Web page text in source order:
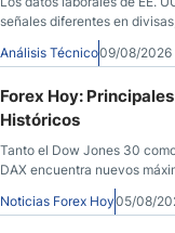
señales diferentes en
Análisis Técnico09/08/2026
Forex Hoy:
Históricos
Tanto el Dow Jones 30
DAX encuentra nuevos
tras las llamadas de
con nuevas esperanzas; el
Noticias Forex Hoy05/08/